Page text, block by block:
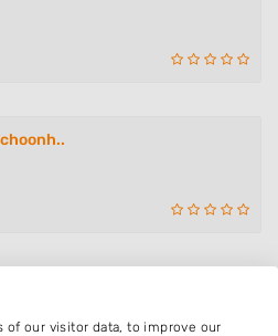
of our visitor data, to improve our